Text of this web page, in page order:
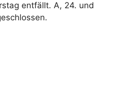
entfällt. A, 24. und